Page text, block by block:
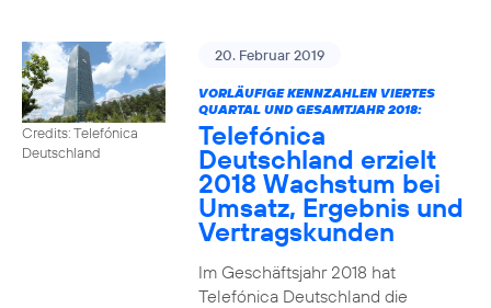
Credits: Telefónica
Deutschland
20. Februar 2019
VORLÄUFIGE KENNZAHLEN VIERTES
QUARTAL UND GESAMTJAHR 2018:
Telefónica
Deutschland erzielt
2018 Wachstum bei
Umsatz, Ergebnis und
Vertragskunden
Im Geschäftsjahr 2018 hat
Telefónica Deutschland die